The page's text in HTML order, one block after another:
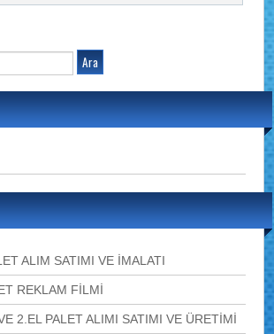
ALIM SATIMI VE İMALATI
REKLAM FİLMİ
2.EL PALET ALIMI SATIMI VE ÜRETİMİ